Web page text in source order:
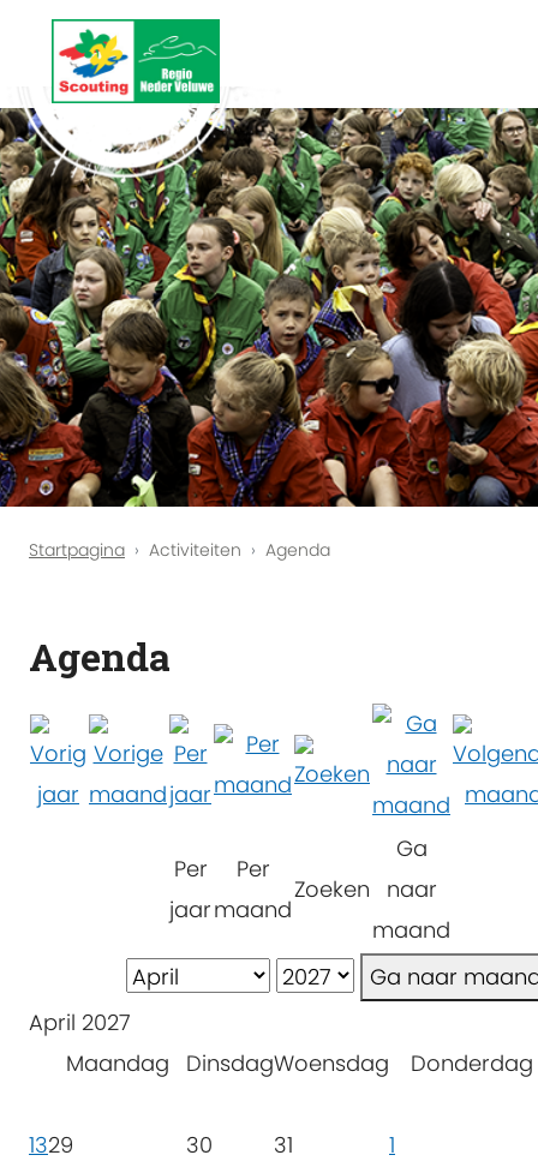
Startpagina Activiteiten Agenda
Agenda
Per
jaar
Per
maand
Zoeken
Ga
naar
maand
Ga naar
April 2027
Maandag
DinsdagWoensdag Donderdag
1329 30 31 1